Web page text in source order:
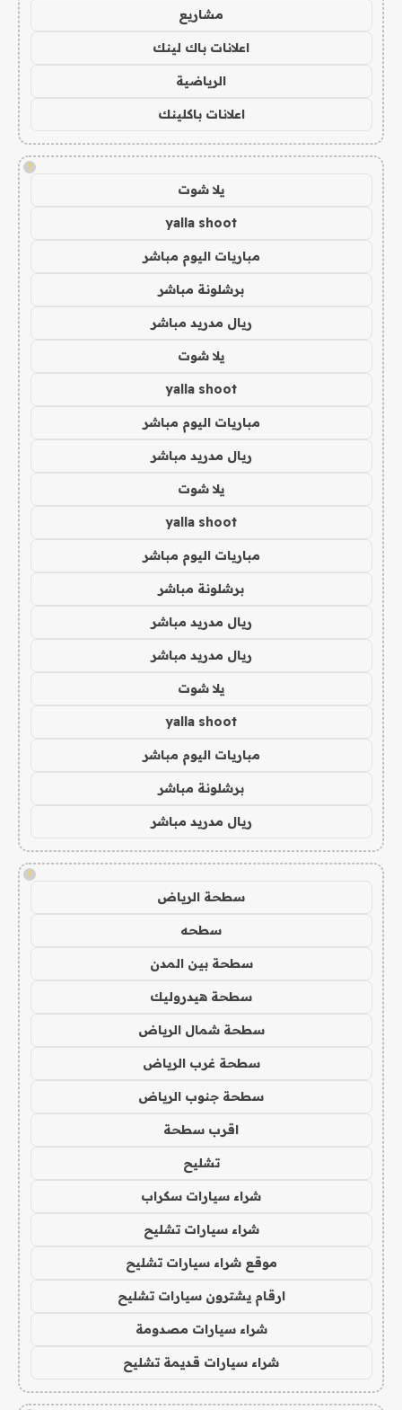
مشاريع
اعلانات باك لينك
الرياضية
اعلانات باكلينك
!
يلا شوت
yalla shoot
مباريات اليوم مباشر
برشلونة مباشر
ريال مدريد مباشر
يلا شوت
yalla shoot
مباريات اليوم مباشر
ريال مدريد مباشر
يلا شوت
yalla shoot
مباريات اليوم مباشر
برشلونة مباشر
ريال مدريد مباشر
ريال مدريد مباشر
يلا شوت
yalla shoot
مباريات اليوم مباشر
برشلونة مباشر
ريال مدريد مباشر
!
سطحة الرياض
سطحه
سطحة بين المدن
سطحة هيدروليك
سطحة شمال الرياض
سطحة غرب الرياض
سطحة جنوب الرياض
اقرب سطحة
تشليح
شراء سيارات سكراب
شراء سيارات تشليح
موقع شراء سيارات تشليح
ارقام يشترون سيارات تشليح
شراء سيارات مصدومة
شراء سيارات قديمة تشليح